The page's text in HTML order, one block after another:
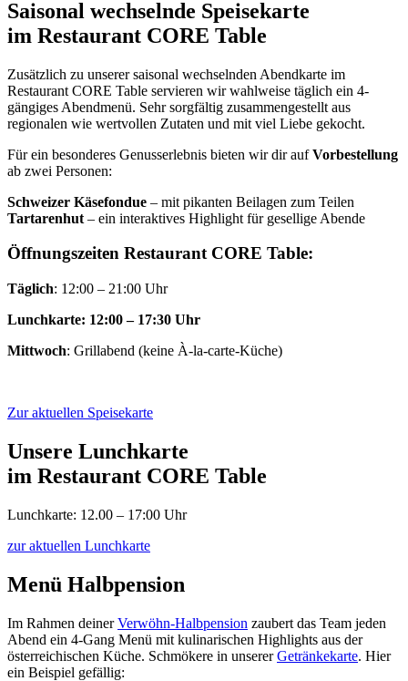
Saisonal wechselnde Speisekarte
im Restaurant CORE Table
Zusätzlich zu unserer saisonal wechselnden Abendkarte im
Restaurant CORE Table servieren wir wahlweise täglich ein 4-
gängiges Abendmenü. Sehr sorgfältig zusammengestellt aus
regionalen wie wertvollen Zutaten und mit viel Liebe gekocht.
Für ein besonderes Genusserlebnis bieten wir dir aufVorbestellung
ab zwei Personen:
Schweizer Käsefondue – mit pikanten Beilagen zum Teilen
Tartarenhut – ein interaktives Highlight für gesellige Abende
Öffnungszeiten Restaurant CORE Table:
Täglich: 12:00 – 21:00 Uhr
Lunchkarte: 12:00 – 17:30 Uhr
Mittwoch: Grillabend (keine À-la-carte-Küche)
Zur aktuellen Speisekarte
Unsere Lunchkarte
im Restaurant CORE Table
Lunchkarte: 12.00 – 17:00 Uhr
zur aktuellen Lunchkarte
Menü Halbpension
Im Rahmen deinerVerwöhn-Halbpension zaubert das Team jeden
Abend ein 4-Gang Menü mit kulinarischen Highlights aus der
österreichischen Küche. Schmökere in unsererGetränkekarte. Hier
ein Beispiel gefällig: